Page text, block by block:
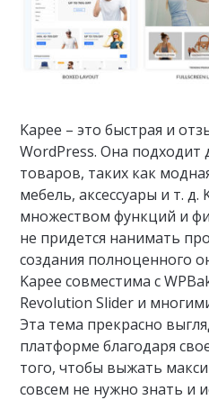
Kapee – это быстрая и
WordPress. Она подходит
товаров, таких как
мебель, аксессуары и т. д.
множеством функций и
не придется нанимать
создания полноценного
Kapee совместима с
Revolution Slider и
Эта тема прекрасно
платформе благодаря
того, чтобы выжать
совсем не нужно знать и